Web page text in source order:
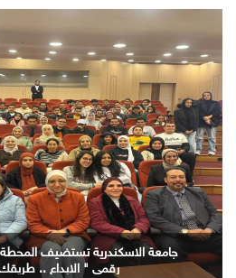
جامعة الاسكندرية تستضيف المحطة
رقمي " الابداع ..